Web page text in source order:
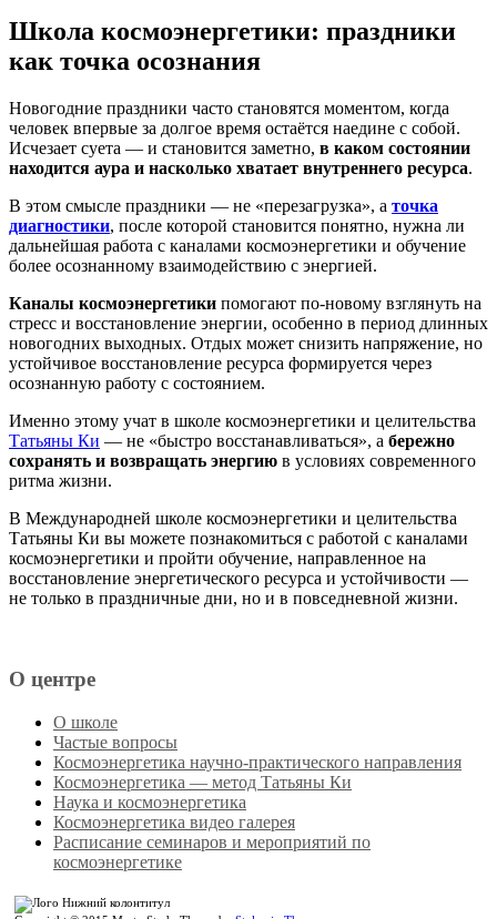
Школа космоэнергетики: праздники
как точка осознания
Новогодние праздники часто становятся моментом, когда
человек впервые за долгое время остаётся наедине с собой.
Исчезает суета — и становится заметно, в каком состоянии
находится аура и насколько хватает внутреннего ресурса.
В этом смысле праздники — не «перезагрузка», а точка
диагностики, после которой становится понятно, нужна ли
дальнейшая работа с каналами космоэнергетики и обучение
более осознанному взаимодействию с энергией.
Каналы космоэнергетики помогают по-новому взглянуть на
стресс и восстановление энергии, особенно в период длинных
новогодних выходных. Отдых может снизить напряжение, но
устойчивое восстановление ресурса формируется через
осознанную работу с состоянием.
Именно этому учат в школе космоэнергетики и целительства
Татьяны Ки — не «быстро восстанавливаться», а бережно
сохранять и возвращать энергию в условиях современного
ритма жизни.
В Международней школе космоэнергетики и целительства
Татьяны Ки вы можете познакомиться с работой с каналами
космоэнергетики и пройти обучение, направленное на
восстановление энергетического ресурса и устойчивости —
не только в праздничные дни, но и в повседневной жизни.
О центре
О школе
Частые вопросы
Космоэнергетика научно-практического направления
Космоэнергетика — метод Татьяны Ки
Наука и космоэнергетика
Космоэнергетика видео галерея
Расписание семинаров и мероприятий по
космоэнергетике